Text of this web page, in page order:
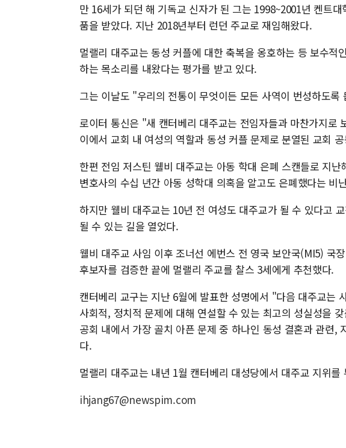
만 16세가 되던 해 기독교 신자가 된 그는 1998~2001년 켄트
품을 받았다. 지난 2018년부터 런던 주교로 재임해왔다.
멀랠리 대주교는 동성 커플에 대한 축복을 옹호하는 등 보수적
하는 목소리를 내왔다는 평가를 받고 있다.
그는 이날도 "우리의 전통이 무엇이든 모든 사역이 번성하도
로이터 통신은 "새 캔터베리 대주교는 전임자들과 마찬가지로
이에서 교회 내 여성의 역할과 동성 커플 문제로 분열된 교회
한편 전임 저스틴 웰비 대주교는 아동 학대 은폐 스캔들로 지
변호사의 수십 년간 아동 성학대 의혹을 알고도 은폐했다는 비
하지만 웰비 대주교는 10년 전 여성도 대주교가 될 수 있다고
될 수 있는 길을 열었다.
웰비 대주교 사임 이후 조너선 에번스 전 영국 보안국(MI5) 국
후보자를 검증한 끝에 멀랠리 주교를 찰스 3세에게 추천했다.
캔터베리 교구는 지난 6월에 발표한 성명에서 "다음 대주교는
사회적, 정치적 문제에 대해 연설할 수 있는 최고의 성실성을
공회 내에서 가장 골치 아픈 문제 중 하나인 동성 결혼과 관련,
다.
멀랠리 대주교는 내년 1월 캔터베리 대성당에서 대주교 지위
ihjang67@newspim.com